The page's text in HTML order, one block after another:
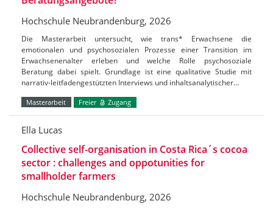
Hochschule Neubrandenburg, 2026
Die Masterarbeit untersucht, wie trans* Erwachsene die
emotionalen und psychosozialen Prozesse einer Transition im
Erwachsenenalter erleben und welche Rolle psychosoziale
Beratung dabei spielt. Grundlage ist eine qualitative Studie mit
narrativ-leitfadengestützten Interviews und inhaltsanalytischer…
Masterarbeit Freier Zugang
Ella Lucas
Collective self-organisation in Costa Rica´s cocoa
sector : challenges and oppotunities for
smallholder farmers
Hochschule Neubrandenburg, 2026